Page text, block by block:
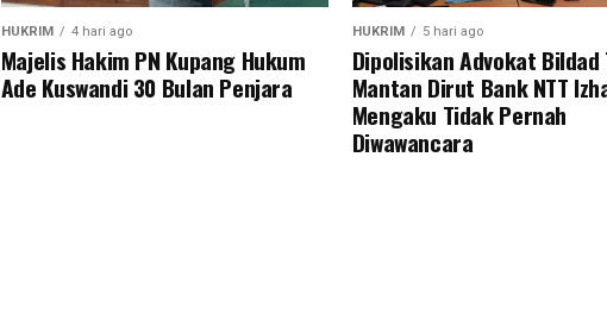
HUKRIM 4 hari ago
Majelis Hakim PN Kupang Hukum
Ade Kuswandi 30 Bulan Penjara
HUKRIM 5 hari ago
Dipolisikan Advokat Bildad
Mantan Dirut Bank NTT
Mengaku Tidak Pernah
Diwawancara